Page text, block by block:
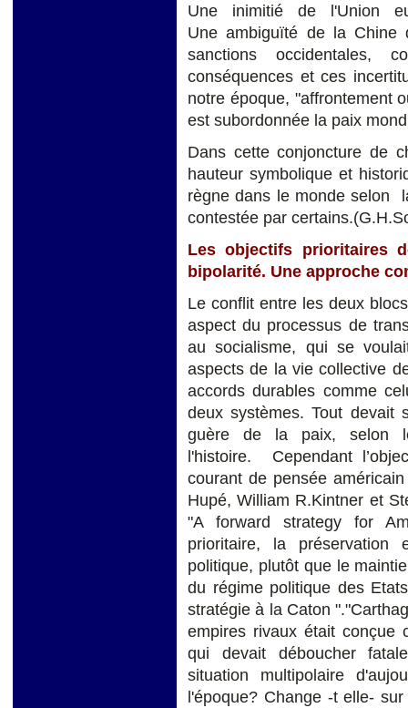
Une inimitié de l'Union
Une ambiguïté de la Chine
sanctions occidentales,
conséquences et ces
notre époque, "affrontement
est subordonnée la paix
Dans cette conjoncture de
hauteur symbolique et
règne dans le monde selon
contestée par
Les objectifs prioritaires
bipolarité. Une approche
Le conflit entre les deux
aspect du processus de
au socialisme, qui se
aspects de la vie collective
accords durables comme
deux systèmes. Tout devait
guère de la paix, selon
l'histoire. Cependant
courant de pensée
Hupé, William R.Kintner et
"A forward strategy for
prioritaire, la
politique, plutôt que le
du régime politique des
stratégie à la Caton
empires rivaux était conçue
qui devait déboucher
situation multipolaire
l'époque? Change -t elle-